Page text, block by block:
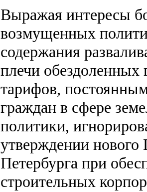
Выражая интересы
возмущенных
содержания
плечи
тарифов,
граждан в сфере
политики,
утверждении нового
Петербурга при
строительных